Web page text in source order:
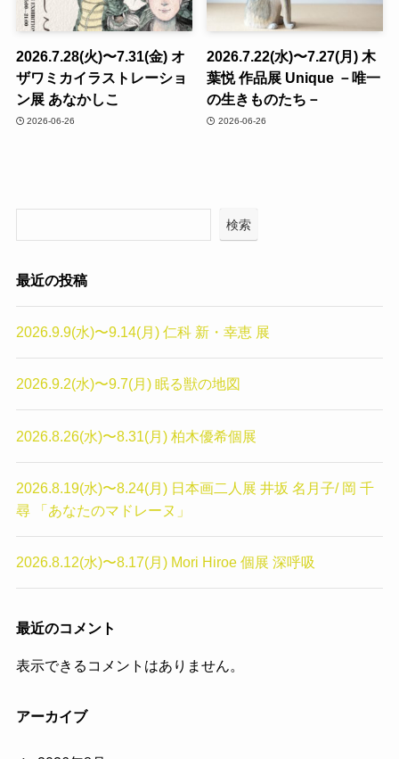
2026.7.28(火)〜7.31(金) オ
ザワミカイラストレーショ
ン展 あなかしこ
2026-06-26
2026.7.22(水)〜7.27(月) 木
葉悦 作品展 Unique －唯一
の生きものたち－
2026-06-26
検索
最近の投稿
2026.9.9(水)〜9.14(月) 仁科 新・幸恵 展
2026.9.2(水)〜9.7(月) 眠る獣の地図
2026.8.26(水)〜8.31(月) 柏木優希個展
2026.8.19(水)〜8.24(月) 日本画二人展 井坂 名月子/ 岡 千
尋 「あなたのマドレーヌ」
2026.8.12(水)〜8.17(月) Mori Hiroe 個展 深呼吸
最近のコメント
表示できるコメントはありません。
アーカイブ